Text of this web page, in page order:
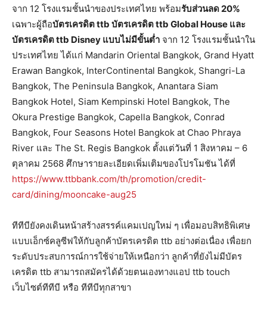
จาก 12 โรงแรมชั้นนำของประเทศไทย พร้อมรับส่วนลด20%
เฉพาะผู้ถือบัตรเครดิตttb บัตรเครดิต ttb Global House และ
บัตรเครดิต ttb Disney แบบไม่มีขั้นต่ำ จาก 12 โรงแรมชั้นนำใน
ประเทศไทย ได้แก่ Mandarin Oriental Bangkok, Grand Hyatt
Erawan Bangkok, InterContinental Bangkok, Shangri-La
Bangkok, The Peninsula Bangkok, Anantara Siam
Bangkok Hotel, Siam Kempinski Hotel Bangkok, The
Okura Prestige Bangkok, Capella Bangkok, Conrad
Bangkok, Four Seasons Hotel Bangkok at Chao Phraya
River และ The St. Regis Bangkok ตั้งแต่วันที่ 1 สิงหาคม – 6
ตุลาคม 2568 ศึกษารายละเอียดเพิ่มเติมของโปรโมชัน ได้ที่
https://www.ttbbank.com/th/promotion/credit-
card/dining/mooncake-aug25
ทีทีบียังคงเดินหน้าสร้างสรรค์แคมเปญใหม่ ๆ เพื่อมอบสิทธิพิเศษ
แบบเอ็กซ์คลูซีฟให้กับลูกค้าบัตรเครดิต ttb อย่างต่อเนื่อง เพื่อยก
ระดับประสบการณ์การใช้จ่ายให้เหนือกว่า ลูกค้าที่ยังไม่มีบัตร
เครดิต ttb สามารถสมัครได้ด้วยตนเองทางแอป ttb touch
เว็บไซต์ทีทีบี หรือ ทีทีบีทุกสาขา